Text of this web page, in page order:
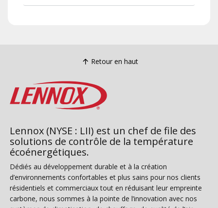
Retour en haut
Lennox (NYSE : LII) est un chef de file des
solutions de contrôle de la température
écoénergétiques.
Dédiés au développement durable et à la création
d’environnements confortables et plus sains pour nos clients
résidentiels et commerciaux tout en réduisant leur empreinte
carbone, nous sommes à la pointe de l’innovation avec nos